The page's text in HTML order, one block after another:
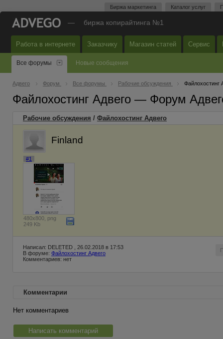
Биржа маркетинга Каталог услуг
— биржа копирайтинга №1
Работа в интернете Заказчику Магазин статей Сервис
Все форумы Новые сообщения
Адвего Форум Все форумы Рабочие обсуждения Файлохостинг
Файлохостинг Адвего — Форум
Рабочие обсуждения / Файлохостинг Адвего
Finland
#1
480x800, png
249 Kb
Написал: DELETED , 26.02.2018 в 17:53
В форуме: Файлохостинг Адвего
Комментариев: нет
Комментарии
Нет комментариев
Написать комментарий